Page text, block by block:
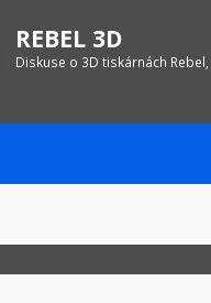
REBEL 3D
Diskuse o 3D tiskárnách